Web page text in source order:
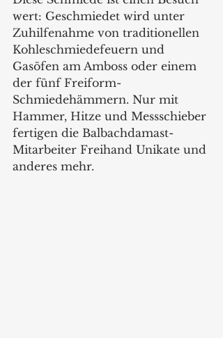
wert: Geschmiedet wird unter
Zuhilfenahme von traditionellen
Kohleschmiedefeuern und
Gasöfen am Amboss oder einem
der fünf Freiform-
Schmiedehämmern. Nur mit
Hammer, Hitze und Messschieber
fertigen die Balbachdamast-
Mitarbeiter Freihand Unikate und
anderes mehr.